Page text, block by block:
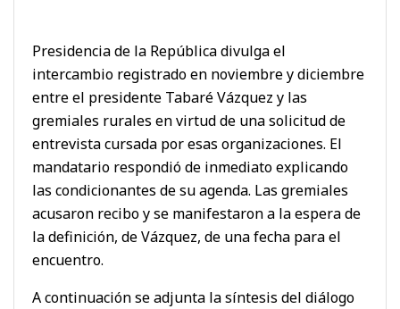
Presidencia de la República divulga el
intercambio registrado en noviembre y diciembre
entre el presidente Tabaré Vázquez y las
gremiales rurales en virtud de una solicitud de
entrevista cursada por esas organizaciones. El
mandatario respondió de inmediato explicando
las condicionantes de su agenda. Las gremiales
acusaron recibo y se manifestaron a la espera de
la definición, de Vázquez, de una fecha para el
encuentro.
A continuación se adjunta la síntesis del diálogo